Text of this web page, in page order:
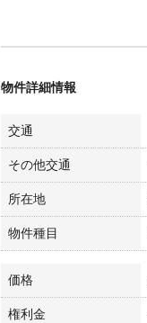
物件詳細情報
交通
その他交通
所在地
物件種目
価格
権利金